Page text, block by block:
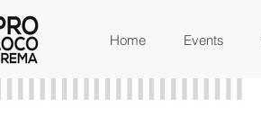
Home Events